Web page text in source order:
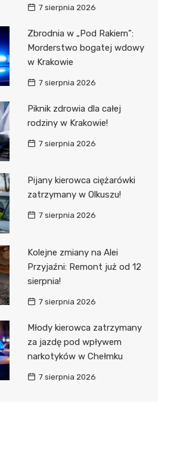
7 sierpnia 2026
Zbrodnia w „Pod Rakiem”:
Morderstwo bogatej wdowy
w Krakowie
7 sierpnia 2026
Piknik zdrowia dla całej
rodziny w Krakowie!
7 sierpnia 2026
Pijany kierowca ciężarówki
zatrzymany w Olkuszu!
7 sierpnia 2026
Kolejne zmiany na Alei
Przyjaźni: Remont już od 12
sierpnia!
7 sierpnia 2026
Młody kierowca zatrzymany
za jazdę pod wpływem
narkotyków w Chełmku
7 sierpnia 2026